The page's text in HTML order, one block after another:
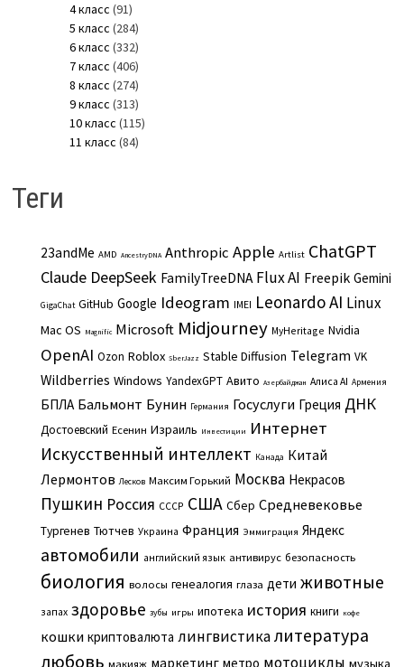
4 класс (91)
5 класс (284)
6 класс (332)
7 класс (406)
8 класс (274)
9 класс (313)
10 класс (115)
11 класс (84)
Теги
23andMe AMD AncestryDNA Anthropic Apple Artlist ChatGPT
Claude DeepSeek FamilyTreeDNA Flux AI Freepik Gemini
GigaChat GitHub Google Ideogram IMEI Leonardo AI Linux
Mac OS Magnific Microsoft Midjourney MyHeritage Nvidia
OpenAI Ozon Roblox SberJazz Stable Diffusion Telegram VK
Wildberries Windows YandexGPT Авито Азербайджан Алиса AI Армения
БПЛА Бальмонт Бунин Германия Госуслуги Греция ДНК
Достоевский Есенин Израиль Инвестиции Интернет
Искусственный интеллект Канада Китай
Лермонтов Лесков Максим Горький Москва Некрасов
Пушкин Россия СССР США Сбер Средневековье
Тургенев Тютчев Украина Франция Эммиграция Яндекс
автомобили английский язык антивирус безопасность
биология волосы генеалогия глаза дети животные
запах здоровье зубы игры ипотека история книги кофе
кошки криптовалюта лингвистикалитература
любовь макияж маркетинг метро мотоциклы музыка